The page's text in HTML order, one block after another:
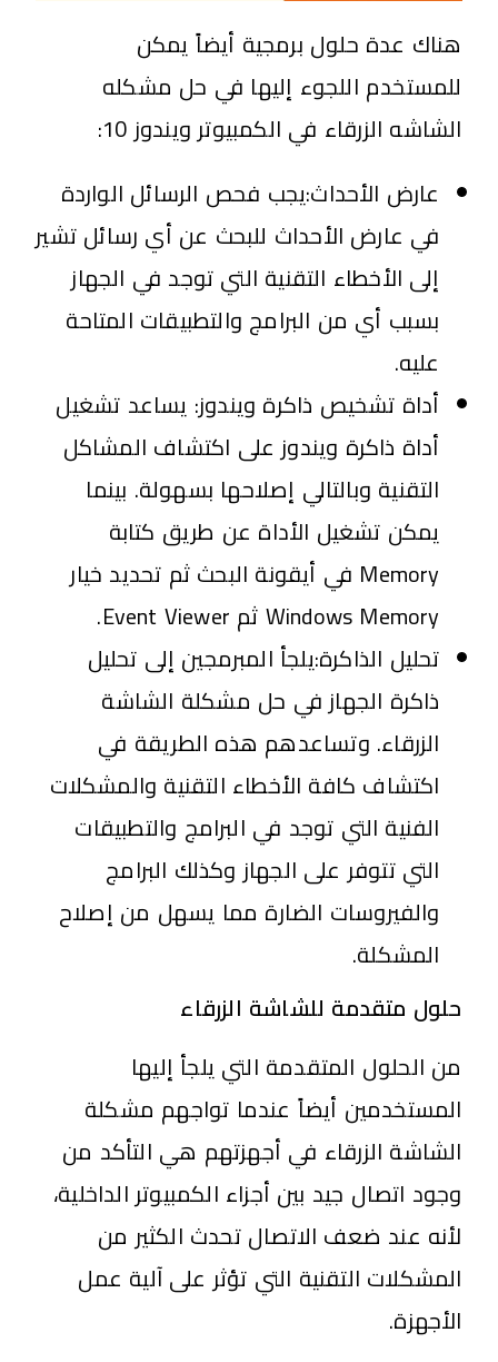
هناك عدة حلول برمجية أيضاً يمكن
للمستخدم اللجوء إليها في حل مشكله
الشاشه الزرقاء في الكمبيوتر ويندوز 10:
عارض الأحداث:يجب فحص الرسائل الواردة
في عارض الأحداث للبحث عن أي رسائل تشير
إلى الأخطاء التقنية التي توجد في الجهاز
بسبب أي من البرامج والتطبيقات المتاحة
عليه.
أداة تشخيص ذاكرة ويندوز: يساعد تشغيل
أداة ذاكرة ويندوز على اكتشاف المشاكل
التقنية وبالتالي إصلاحها بسهولة. بينما
يمكن تشغيل الأداة عن طريق كتابة
Memory في أيقونة البحث ثم تحديد خيار
Windows Memory ثم Event Viewer.
تحليل الذاكرة:يلجأ المبرمجين إلى تحليل
ذاكرة الجهاز في حل مشكلة الشاشة
الزرقاء. وتساعدهم هذه الطريقة في
اكتشاف كافة الأخطاء التقنية والمشكلات
الفنية التي توجد في البرامج والتطبيقات
التي تتوفر على الجهاز وكذلك البرامج
والفيروسات الضارة مما يسهل من إصلاح
المشكلة.
حلول متقدمة للشاشة الزرقاء
من الحلول المتقدمة التي يلجأ إليها
المستخدمين أيضاً عندما تواجهم مشكلة
الشاشة الزرقاء في أجهزتهم هي التأكد من
وجود اتصال جيد بين أجزاء الكمبيوتر الداخلية،
لأنه عند ضعف الاتصال تحدث الكثير من
المشكلات التقنية التي تؤثر على آلية عمل
الأجهزة.